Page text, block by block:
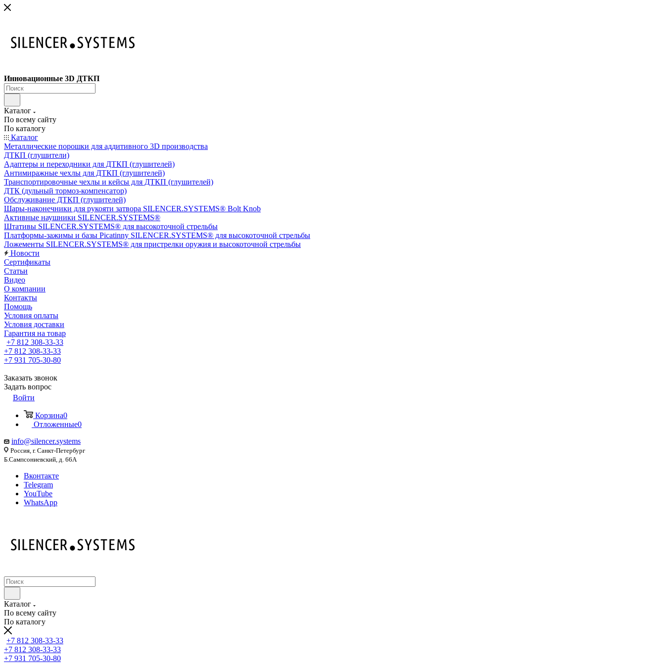
Инновационные 3D ДТКП
Каталог
По всему сайту
По каталогу
Каталог
Металлические порошки для аддитивного 3D производства
ДТКП (глушители)
Адаптеры и переходники для ДТКП (глушителей)
Антимиражные чехлы для ДТКП (глушителей)
Транспортировочные чехлы и кейсы для ДТКП (глушителей)
ДТК (дульный тормоз-компенсатор)
Обслуживание ДТКП (глушителей)
Шары-наконечники для рукояти затвора SILENCER.SYSTEMS® Bolt Knob
Активные наушники SILENCER.SYSTEMS®
Штативы SILENCER.SYSTEMS® для высокоточной стрельбы
Платформы-зажимы и базы Picatinny SILENCER.SYSTEMS® для высокоточной стрельбы
Ложементы SILENCER.SYSTEMS® для пристрелки оружия и высокоточной стрельбы
Новости
Сертификаты
Статьи
Видео
О компании
Контакты
Помощь
Условия оплаты
Условия доставки
Гарантия на товар
+7 812 308-33-33
+7 812 308-33-33
+7 931 705-30-80
Заказать звонок
Задать вопрос
Войти
Корзина0
Отложенные0
info@silencer.systems
Россия, г. Санкт-Петербург
Б.Сампсониевский, д. 66А
Вконтакте
Telegram
YouTube
WhatsApp
Каталог
По всему сайту
По каталогу
+7 812 308-33-33
+7 812 308-33-33
+7 931 705-30-80